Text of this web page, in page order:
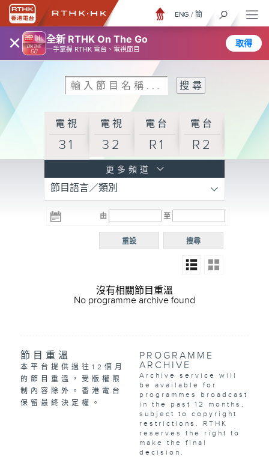
× 全新 RTHK On The Go
一手掌握 RTHK 電台、電視節目
取得
ENG / 簡
電視
31
電視
32
電台
R1
電台
R2
R3
電台 電台
R5
電台
普通
更多頻道
節目語言／類別
由 至
搜尋
重設
沒有相關節目重溫
No programme archive found
節目重溫
本平台提供過往12個月
的節目重溫，受版權限
制內容除外。香港電台
保留最終決定權。
PROGRAMME
ARCHIVE
Archive service will
be available for
programmes broadcast
in the past 12 months,
subject to copyright
restrictions. RTHK
reserves the right to
make the final
decision.